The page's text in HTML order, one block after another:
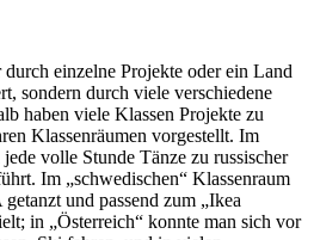
einzelne Projekte oder ein Land
sondern durch viele verschiedene
haben viele Klassen Projekte zu
Klassenräumen vorgestellt. Im
volle Stunde Tänze zu russischer
Im „schwedischen“ Klassenraum
und passend zum „Ikea
in „Österreich“ konnte man sich vor